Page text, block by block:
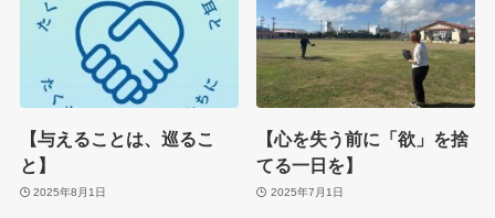
【与えることは、巡るこ
と】
2025年8月1日
【心を失う前に「欲」を捨
てる一日を】
2025年7月1日